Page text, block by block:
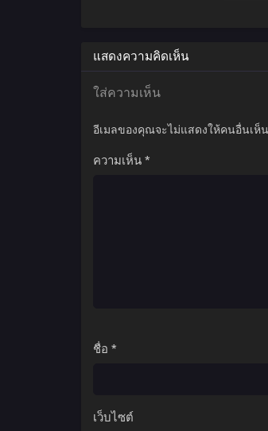
แสดงความคิดเห็น
ใส่ความเห็น
อีเมลของคุณจะไม่แสดงให้คนอื่นเห็น
ความเห็น *
ชื่อ *
เว็บไซต์